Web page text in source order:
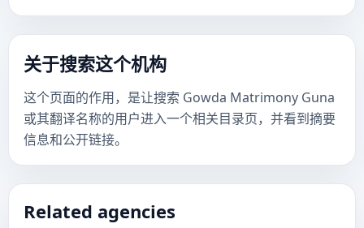
关于搜索这个机构
这个页面的作用，是让搜索 Gowda Matrimony Guna
或其翻译名称的用户进入一个相关目录页，并看到摘要
信息和公开链接。
Related agencies